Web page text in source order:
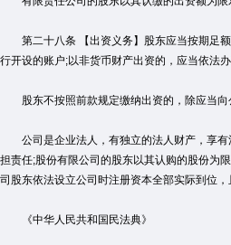
第二十八条 【出资义务】股东应当按期足额
行开设的账户;以非货币财产出资的，应当依法
股东不按照前款规定缴纳出资的，除应当向
公司是企业法人，有独立的法人财产，享有
担责任;股份有限公司的股东以其认购的股份为
司股东依法设立公司时注册资本全部实际到位
《中华人民共和国民法典》